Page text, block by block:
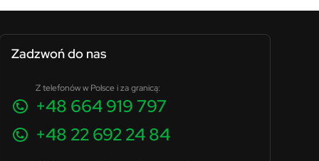
Zadzwoń do nas
Z telefonów w Polsce i za granicą:
+48 664 919 797
+48 22 692 24 84